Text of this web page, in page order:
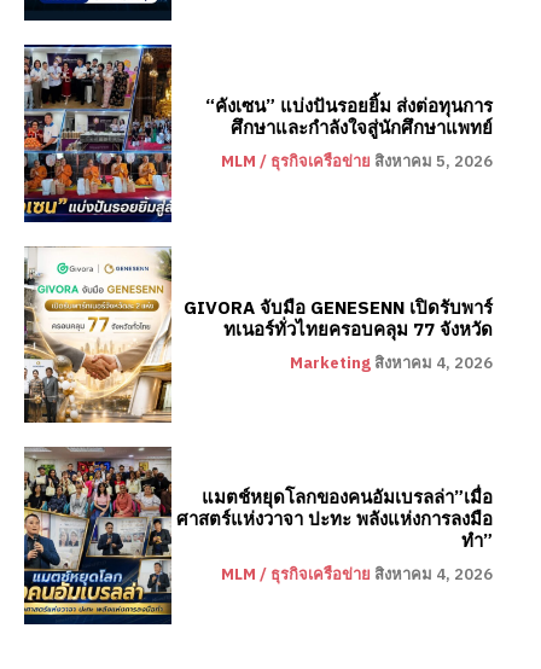
“คังเซน” แบ่งปันรอยยิ้ม ส่งต่อทุนการ
ศึกษาและกำลังใจสู่นักศึกษาแพทย์
MLM / ธุรกิจเครือข่าย สิงหาคม 5, 2026
GIVORA จับมือ GENESENN เปิดรับพาร์
ทเนอร์ทั่วไทยครอบคลุม 77 จังหวัด
Marketing สิงหาคม 4, 2026
แมตช์หยุดโลกของคนอัมเบรลล่า”เมื่อ
ศาสตร์แห่งวาจา ปะทะ พลังแห่งการลงมือ
ทำ”
MLM / ธุรกิจเครือข่าย สิงหาคม 4, 2026